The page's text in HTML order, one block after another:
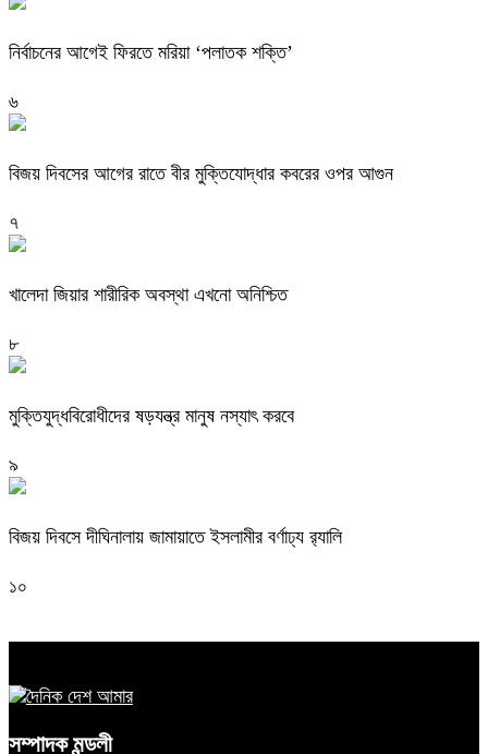
নির্বাচনের আগেই ফিরতে মরিয়া ‘পলাতক শক্তি’
৬
বিজয় দিবসের আগের রাতে বীর মুক্তিযোদ্ধার কবরের ওপর আগুন
৭
খালেদা জিয়ার শারীরিক অবস্থা এখনো অনিশ্চিত
৮
মুক্তিযুদ্ধবিরোধীদের ষড়যন্ত্র মানুষ নস্যাৎ করবে
৯
বিজয় দিবসে দীঘিনালায় জামায়াতে ইসলামীর বর্ণাঢ্য র‍্যালি
১০
সম্পাদক মন্ডলী